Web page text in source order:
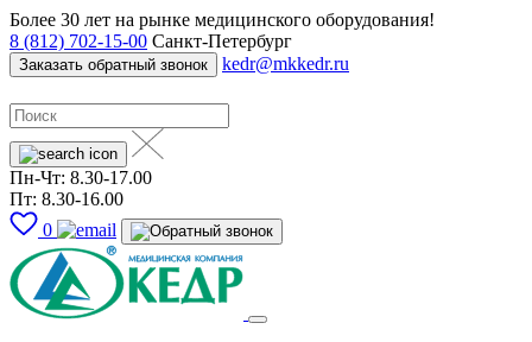
Более 30 лет на рынке медицинского оборудования!
8 (812) 702-15-00 Санкт-Петербург
Заказать обратный звонок kedr@mkkedr.ru
Пн-Чт: 8.30-17.00
Пт: 8.30-16.00
0